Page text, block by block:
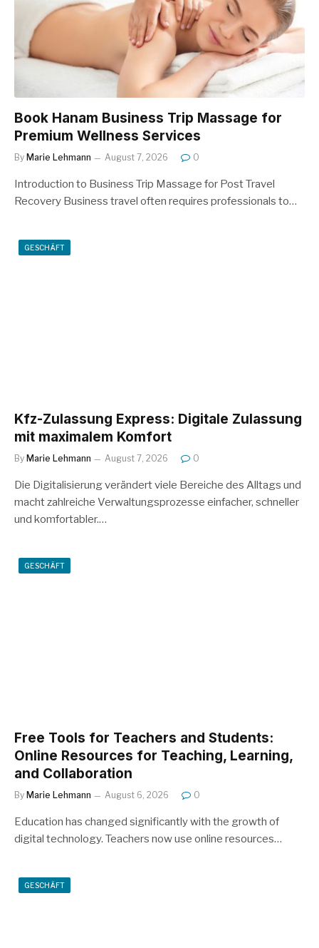
Book Hanam Business Trip Massage for
Premium Wellness Services
By Marie Lehmann August 7, 2026 0
Introduction to Business Trip Massage for Post Travel
Recovery Business travel often requires professionals to…
GESCHÄFT
Kfz-Zulassung Express: Digitale Zulassung
mit maximalem Komfort
By Marie Lehmann August 7, 2026 0
Die Digitalisierung verändert viele Bereiche des Alltags und
macht zahlreiche Verwaltungsprozesse einfacher, schneller
und komfortabler.…
GESCHÄFT
Free Tools for Teachers and Students:
Online Resources for Teaching, Learning,
and Collaboration
By Marie Lehmann August 6, 2026 0
Education has changed significantly with the growth of
digital technology. Teachers now use online resources…
GESCHÄFT